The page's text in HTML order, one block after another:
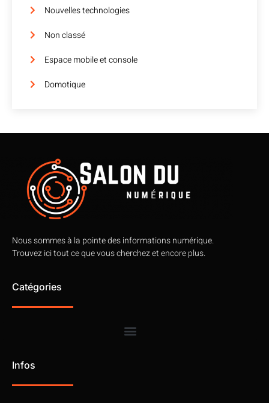
Nouvelles technologies
Non classé
Espace mobile et console
Domotique
Nous sommes à la pointe des informations numérique.
Trouvez ici tout ce que vous cherchez et encore plus.
Catégories
Infos